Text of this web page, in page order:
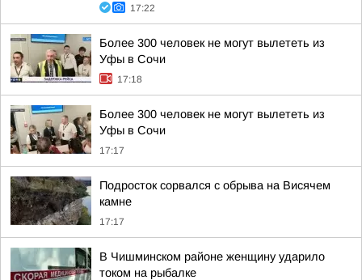
17:22
Более 300 человек не могут вылететь из
Уфы в Сочи
17:18
Более 300 человек не могут вылететь из
Уфы в Сочи
17:17
Подросток сорвался с обрыва на Висячем
камне
17:17
В Чишминском районе женщину ударило
током на рыбалке